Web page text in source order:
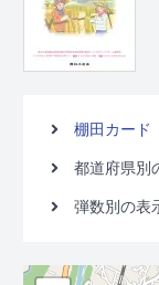
棚田カード
都道府県別
弾数別の表